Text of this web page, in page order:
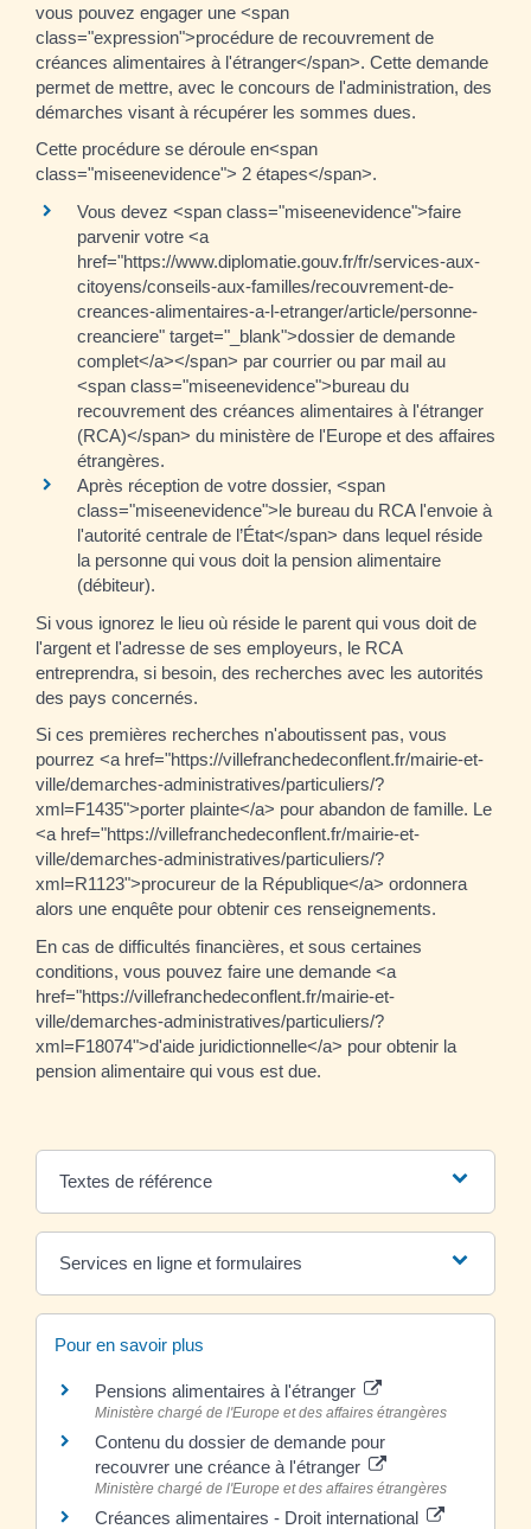
vous pouvez engager une <span
class="expression">procédure de recouvrement de
créances alimentaires à l'étranger</span>. Cette demande
permet de mettre, avec le concours de l'administration, des
démarches visant à récupérer les sommes dues.
Cette procédure se déroule en<span
class="miseenevidence"> 2 étapes</span>.
Vous devez <span class="miseenevidence">faire
parvenir votre <a
href="https://www.diplomatie.gouv.fr/fr/services-aux-
citoyens/conseils-aux-familles/recouvrement-de-
creances-alimentaires-a-l-etranger/article/personne-
creanciere" target="_blank">dossier de demande
complet</a></span> par courrier ou par mail au
<span class="miseenevidence">bureau du
recouvrement des créances alimentaires à l'étranger
(RCA)</span> du ministère de l'Europe et des affaires
étrangères.
Après réception de votre dossier, <span
class="miseenevidence">le bureau du RCA l'envoie à
l'autorité centrale de l’État</span> dans lequel réside
la personne qui vous doit la pension alimentaire
(débiteur).
Si vous ignorez le lieu où réside le parent qui vous doit de
l'argent et l'adresse de ses employeurs, le RCA
entreprendra, si besoin, des recherches avec les autorités
des pays concernés.
Si ces premières recherches n'aboutissent pas, vous
pourrez <a href="https://villefranchedeconflent.fr/mairie-et-
ville/demarches-administratives/particuliers/?
xml=F1435">porter plainte</a> pour abandon de famille. Le
<a href="https://villefranchedeconflent.fr/mairie-et-
ville/demarches-administratives/particuliers/?
xml=R1123">procureur de la République</a> ordonnera
alors une enquête pour obtenir ces renseignements.
En cas de difficultés financières, et sous certaines
conditions, vous pouvez faire une demande <a
href="https://villefranchedeconflent.fr/mairie-et-
ville/demarches-administratives/particuliers/?
xml=F18074">d'aide juridictionnelle</a> pour obtenir la
pension alimentaire qui vous est due.
Textes de référence
Services en ligne et formulaires
Pour en savoir plus
Pensions alimentaires à l'étranger
Ministère chargé de l'Europe et des affaires étrangères
Contenu du dossier de demande pour
recouvrer une créance à l'étranger
Ministère chargé de l'Europe et des affaires étrangères
Créances alimentaires - Droit international